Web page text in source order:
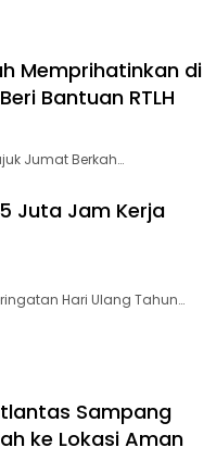
Memprihatinkan di
Bantuan RTLH
Jumat Berkah…
Juta Jam Kerja
Hari Ulang Tahun…
Sampang
ke Lokasi Aman